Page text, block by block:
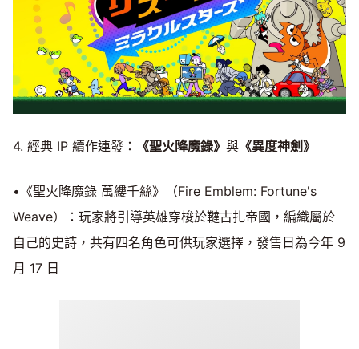
4. 經典 IP 續作連發： 《聖火降魔錄》 與 《異度神劍》
•《聖火降魔錄 萬縷千絲》（Fire Emblem: Fortune's
Weave）：玩家將引導英雄穿梭於韃古扎帝國，編織屬於
自己的史詩，共有四名角色可供玩家選擇，發售日為今年 9
月 17 日